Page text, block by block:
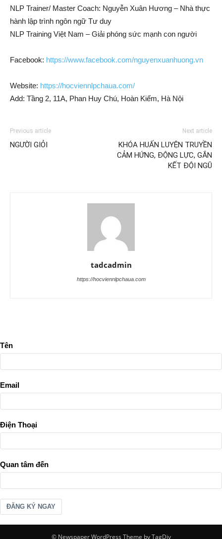
NLP Trainer/ Master Coach: Nguyễn Xuân Hương – Nhà thực
hành lập trình ngôn ngữ Tư duy
NLP Training Việt Nam – Giải phóng sức mạnh con người
Facebook: https://www.facebook.com/nguyenxuanhuong.vn
Website: https://hocviennlpchaua.com/
Add: Tầng 2, 11A, Phan Huy Chú, Hoàn Kiếm, Hà Nội
Previous article
NGƯỜI GIỎI
Next article
KHÓA HUẤN LUYỆN TRUYỀN
CẢM HỨNG, ĐỘNG LỰC, GẮN
KẾT ĐỘI NGŨ
tadcadmin
https://hocviennlpchaua.com
Tên
Email
Điện Thoại
Quan tâm đến
ĐĂNG KÝ NGAY
© Newspaper WordPress Theme by TagDiv